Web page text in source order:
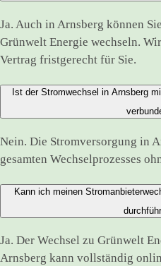
Ja. Auch in Arnsberg können
Grünwelt Energie wechseln.
Vertrag fristgerecht für Sie.
Ist der Stromwechsel in Arnsberg
Nein. Die Stromversorgung in
gesamten Wechselprozesses
Kann ich meinen
Ja. Der Wechsel zu Grünwelt
Arnsberg kann vollständig